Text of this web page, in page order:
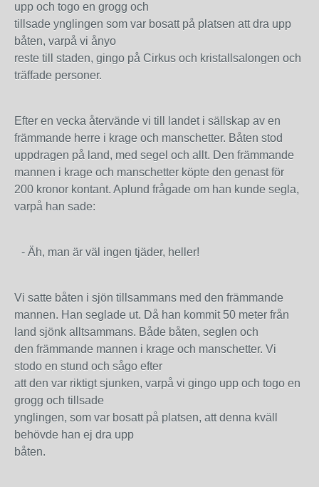
upp och togo en grogg och
tillsade ynglingen som var bosatt på platsen att dra upp
båten, varpå vi ånyo
reste till staden, gingo på Cirkus och kristallsalongen och
träffade personer.
Efter en vecka återvände vi till landet i sällskap av en
främmande herre i krage och manschetter. Båten stod
uppdragen på land, med segel och allt. Den främmande
mannen i krage och manschetter köpte den genast för
200 kronor kontant. Aplund frågade om han kunde segla,
varpå han sade:
- Äh, man är väl ingen tjäder, heller!
Vi satte båten i sjön tillsammans med den främmande
mannen. Han seglade ut. Då han kommit 50 meter från
land sjönk alltsammans. Både båten, seglen och
den främmande mannen i krage och manschetter. Vi
stodo en stund och sågo efter
att den var riktigt sjunken, varpå vi gingo upp och togo en
grogg och tillsade
ynglingen, som var bosatt på platsen, att denna kväll
behövde han ej dra upp
båten.